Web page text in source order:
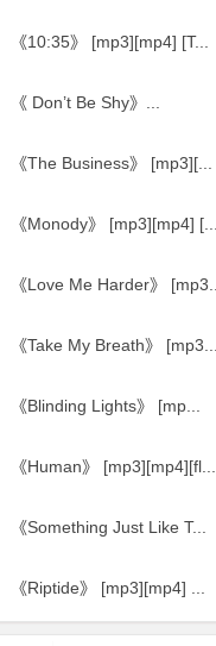
《10:35》 [mp3][mp4] [T...
《 Don’t Be Shy》...
《The Business》 [mp3][...
《Monody》 [mp3][mp4] [...
《Love Me Harder》 [mp3...
《Take My Breath》 [mp3...
《Blinding Lights》 [mp...
《Human》 [mp3][mp4][fl...
《Something Just Like T...
《Riptide》 [mp3][mp4] ...